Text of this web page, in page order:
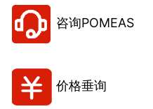
咨询POMEAS
价格垂询